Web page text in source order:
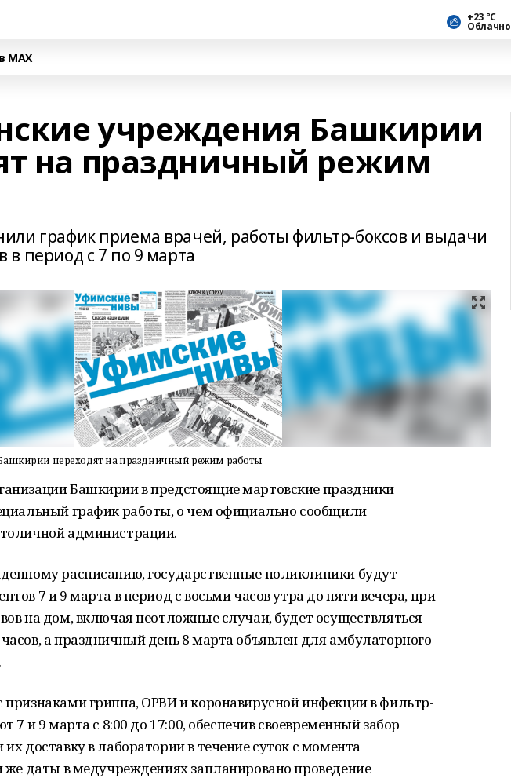
+23 °С
Облачно
MAX
учреждения Башкирии
на праздничный режим
график приема врачей, работы фильтр-боксов и выдачи
в период с 7 по 9 марта
переходят на праздничный режим работы
Башкирии в предстоящие мартовские праздники
график работы, о чем официально сообщили
администрации.
расписанию, государственные поликлиники будут
7 и 9 марта в период с восьми часов утра до пяти вечера, при
на дом, включая неотложные случаи, будет осуществляться
а праздничный день 8 марта объявлен для амбулаторного
гриппа, ОРВИ и коронавирусной инфекции в фильтр-
7 и 9 марта с 8:00 до 17:00, обеспечив своевременный забор
доставку в лаборатории в течение суток с момента
же даты в медучреждениях запланировано проведение